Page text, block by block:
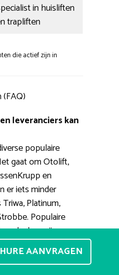
in huisliften
trapliften
die actief zijn in
leveranciers kan
populaire
gaat om Otolift,
en
er iets minder
Platinum,
Populaire
als deze zijn
Vegro, Smienk,
AANVRAGEN